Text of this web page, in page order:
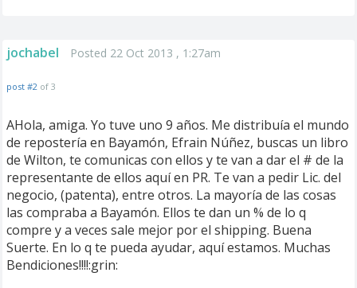
jochabel Posted 22 Oct 2013 , 1:27am
post #2 of 3
AHola, amiga. Yo tuve uno 9 años. Me distribuía el mundo
de repostería en Bayamón, Efrain Núñez, buscas un libro
de Wilton, te comunicas con ellos y te van a dar el # de la
representante de ellos aquí en PR. Te van a pedir Lic. del
negocio, (patenta), entre otros. La mayoría de las cosas
las compraba a Bayamón. Ellos te dan un % de lo q
compre y a veces sale mejor por el shipping. Buena
Suerte. En lo q te pueda ayudar, aquí estamos. Muchas
Bendiciones!!!!:grin: